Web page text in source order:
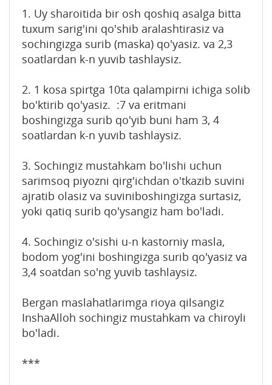
1. Uy sharoitida bir osh qoshiq asalga bitta
tuxum sarig'ini qo'shib aralashtirasiz va
sochingizga surib (maska) qo'yasiz. va 2,3
soatlardan k-n yuvib tashlaysiz.
2. 1 kosa spirtga 10ta qalampirni ichiga solib
bo'ktirib qo'yasiz. :7 va eritmani
boshingizga surib qo'yib buni ham 3, 4
soatlardan k-n yuvib tashlaysiz.
3. Sochingiz mustahkam bo'lishi uchun
sarimsoq piyozni qirg'ichdan o'tkazib suvini
ajratib olasiz va suviniboshingizga surtasiz,
yoki qatiq surib qo'ysangiz ham bo'ladi.
4. Sochingiz o'sishi u-n kastorniy masla,
bodom yog'ini boshingizga surib qo'yasiz va
3,4 soatdan so'ng yuvib tashlaysiz.
Bergan maslahatlarimga rioya qilsangiz
InshaAlloh sochingiz mustahkam va chiroyli
bo'ladi.
***